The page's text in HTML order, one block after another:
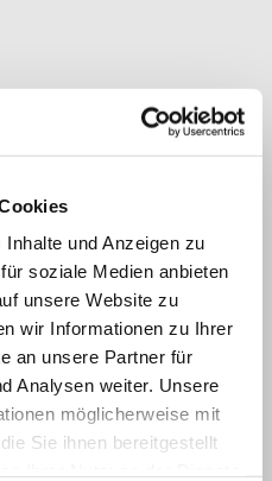
und Anzeigen zu
soziale Medien anbieten
unsere Website zu
wir Informationen zu Ihrer
an unsere Partner für
Analysen weiter. Unsere
möglicherweise mit
Sie ihnen bereitgestellt
und
treffen Menschen,
So gibt Menschen,
Singen und einfach mal
geschieht
Wir sind offen
ein.